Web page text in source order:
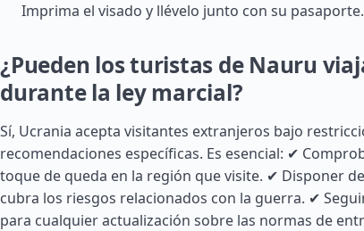
Imprima el visado y llévelo junto con su pasaporte.
¿Pueden los turistas de Nauru
durante la ley marcial?
Sí, Ucrania acepta visitantes extranjeros bajo
recomendaciones específicas. Es esencial: ✔
toque de queda en la región que visite. ✔ Disponer
cubra los riesgos relacionados con la guerra. ✔
para cualquier actualización sobre las normas de